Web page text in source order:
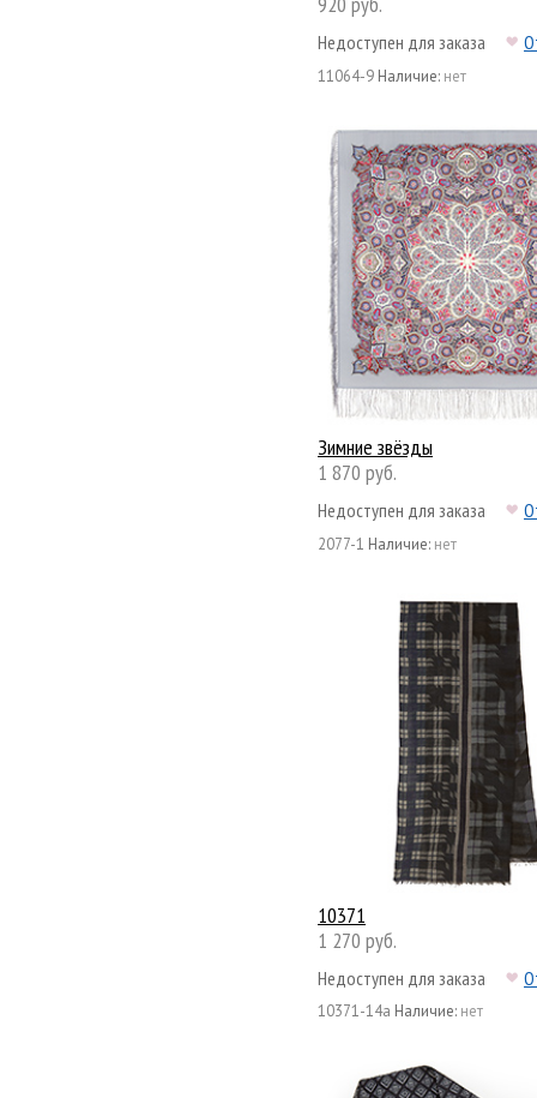
Недоступен для заказа
11064-9 Наличие: нет
Зимние звёзды
1 870 руб.
Недоступен для заказа
2077-1 Наличие: нет
10371
1 270 руб.
Недоступен для заказа
10371-14а Наличие: нет